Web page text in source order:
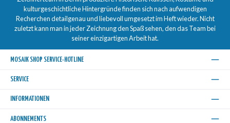
kulturgeschichtliche Hintergründe finden sich nach aufwendigen
Recherchen detailgenau und liebevoll umgesetzt im Heft wieder. Nicht
zuletzt kann man in jeder Zeichnung den Spaß sehen, den das Team bei
seiner einzigartigen Arbeit hat.
MOSAIK SHOP SERVICE-HOTLINE
SERVICE
INFORMATIONEN
ABONNEMENTS